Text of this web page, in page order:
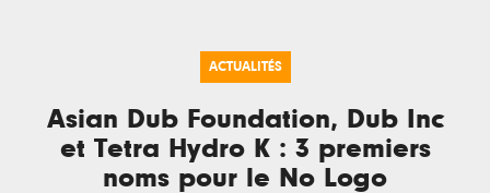
ACTUALITÉS
Asian Dub Foundation, Dub Inc
et Tetra Hydro K : 3 premiers
noms pour le No Logo